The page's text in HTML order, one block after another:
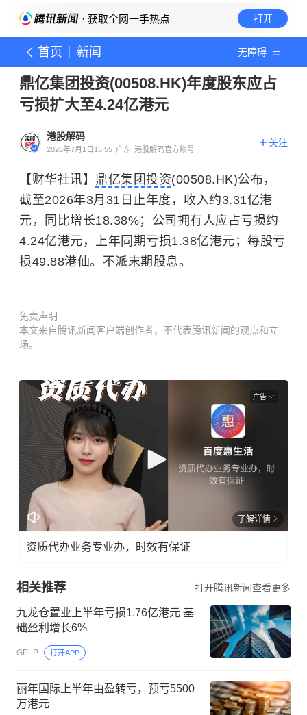
· 获取全网一手热点 打开
首页 新闻 无障碍
鼎亿集团投资(00508.HK)年度股东应占
亏损扩大至4.24亿港元
港股解码
2026年7月1日15:55 广东 港股解码官方账号
关注
【财华社讯】 鼎亿集团投资(00508.HK)公布，
截至2026年3月31日止年度，收入约3.31亿港
元，同比增长18.38%；公司拥有人应占亏损约
4.24亿港元，上年同期亏损1.38亿港元；每股亏
损49.88港仙。不派末期股息。
免责声明
本文来自腾讯新闻客户端创作者，不代表腾讯新闻的观点和立
场。
广告
了解详情
资质代办业务专业办，时效有保证
相关推荐 打开腾讯新闻查看更多
九龙仓置业上半年亏损1.76亿港元 基
础盈利增长6%
GPLP 打开APP
丽年国际上半年由盈转亏，预亏5500
万港元